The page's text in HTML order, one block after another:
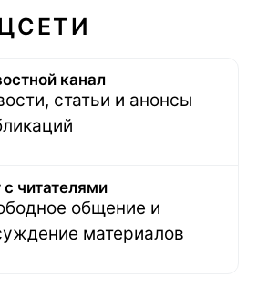
канал
статьи и анонсы
с читателями
общение и
материалов